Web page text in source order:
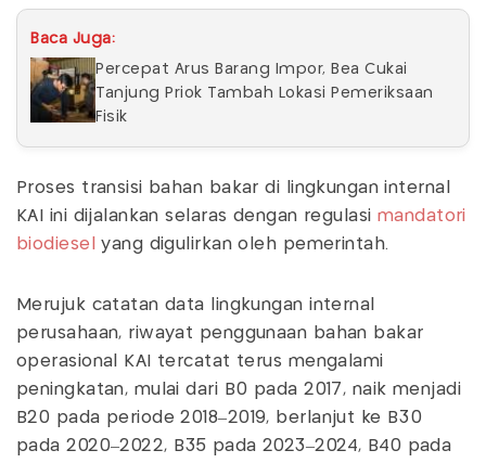
Baca Juga:
Percepat Arus Barang Impor, Bea Cukai
Tanjung Priok Tambah Lokasi Pemeriksaan
Fisik
Proses transisi bahan bakar di lingkungan internal
KAI ini dijalankan selaras dengan regulasi mandatori
biodiesel
yang digulirkan oleh pemerintah.
Merujuk catatan data lingkungan internal
perusahaan, riwayat penggunaan bahan bakar
operasional KAI tercatat terus mengalami
peningkatan, mulai dari B0 pada 2017, naik menjadi
B20 pada periode 2018–2019, berlanjut ke B30
pada 2020–2022, B35 pada 2023–2024, B40 pada